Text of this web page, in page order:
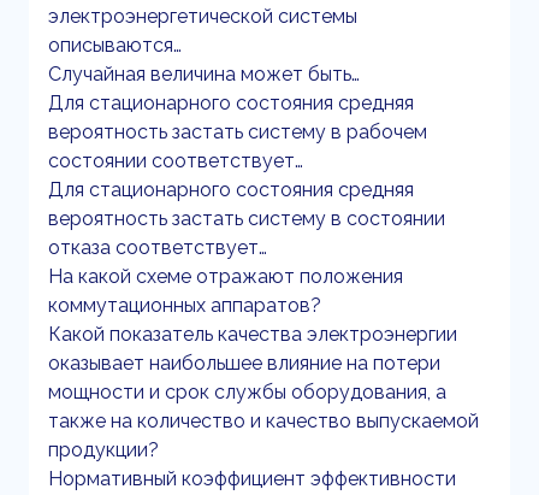
электроэнергетической системы
описываются…
Случайная величина может быть…
Для стационарного состояния средняя
вероятность застать систему в рабочем
состоянии соответствует…
Для стационарного состояния средняя
вероятность застать систему в состоянии
отказа соответствует…
На какой схеме отражают положения
коммутационных аппаратов?
Какой показатель качества электроэнергии
оказывает наибольшее влияние на потери
мощности и срок службы оборудования, а
также на количество и качество выпускаемой
продукции?
Нормативный коэффициент эффективности